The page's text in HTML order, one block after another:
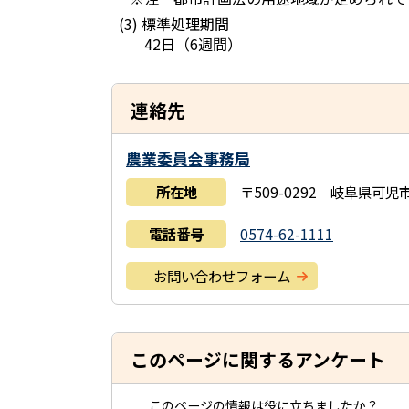
(3) 標準処理期間
42日（6週間）
連絡先
農業委員会事務局
所在地 〒509-0292 岐阜県可児
電話番号 0574-62-1111
お問い合わせフォーム
このページに関するアンケート